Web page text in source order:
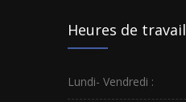
Heures de travail
Lundi- Vendredi :